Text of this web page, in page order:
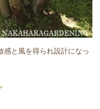
感と風を得られ設計になっ